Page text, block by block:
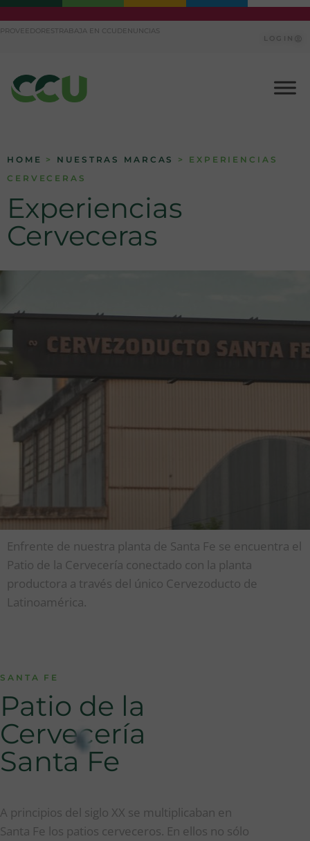
al
PROVEEDORES TRABAJA EN CCUDENUNCIAS
LOGIN
HOME > NUESTRAS MARCAS
> EXPERIENCIAS
CERVECERAS
Experiencias
Cerveceras
Enfrente de nuestra planta de Santa Fe se encuentra el
Patio de la Cervecería conectado con la planta
productora a través del único Cervezoducto de
Latinoamérica.
SANTA FE
Patio de la
Cervecería
Santa Fe
A principios del siglo XX se multiplicaban en
Santa Fe los patios cerveceros. En ellos no sólo